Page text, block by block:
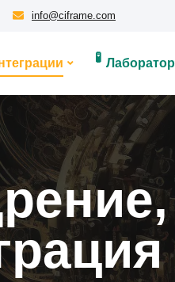
info@ciframe.com
🧪